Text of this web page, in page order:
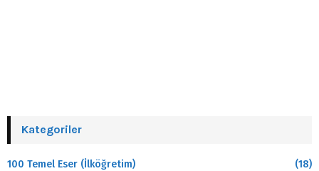
Kategoriler
100 Temel Eser (İlköğretim)
(18)